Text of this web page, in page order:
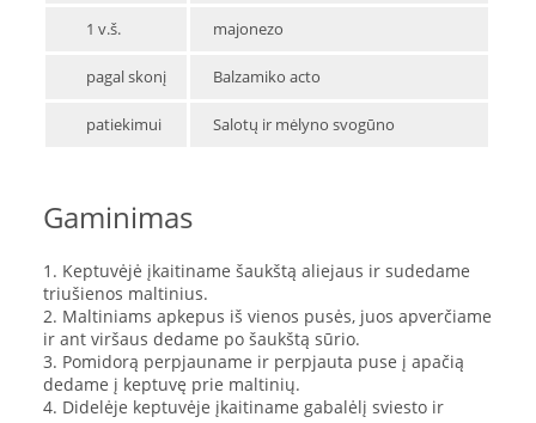
1 v.š. majonezo
pagal skonį Balzamiko acto
patiekimui Salotų ir mėlyno svogūno
Gaminimas
1. Keptuvėjė įkaitiname šaukštą aliejaus ir sudedame
triušienos maltinius.
2. Maltiniams apkepus iš vienos pusės, juos apverčiame
ir ant viršaus dedame po šaukštą sūrio.
3. Pomidorą perpjauname ir perpjauta puse į apačią
dedame į keptuvę prie maltinių.
4. Didelėje keptuvėje įkaitiname gabalėlį sviesto ir